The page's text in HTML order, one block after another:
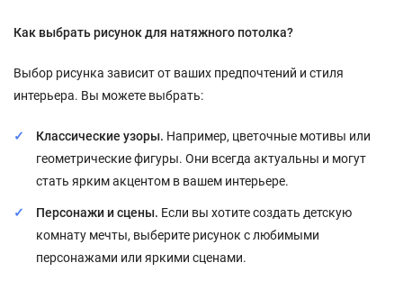
Как выбрать рисунок для натяжного потолка?
Выбор рисунка зависит от ваших предпочтений и стиля
интерьера. Вы можете выбрать:
Классические узоры. Например, цветочные мотивы или
геометрические фигуры. Они всегда актуальны и могут
стать ярким акцентом в вашем интерьере.
Персонажи и сцены. Если вы хотите создать детскую
комнату мечты, выберите рисунок с любимыми
персонажами или яркими сценами.